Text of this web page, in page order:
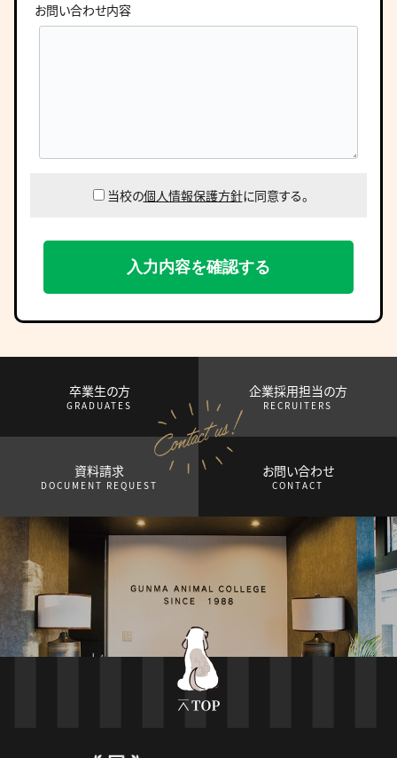
お問い合わせ内容
当校の個人情報保護方針に同意する。
卒業生の方
GRADUATES
企業採用担当の方
RECRUITERS
資料請求
DOCUMENT REQUEST
お問い合わせ
CONTACT